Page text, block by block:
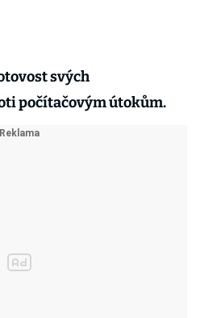
svých
počítačovým útokům.